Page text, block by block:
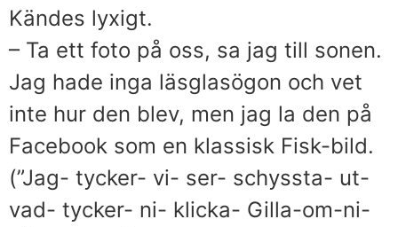
Kändes lyxigt.
– Ta ett foto på oss, sa jag till sonen.
Jag hade inga läsglasögon och vet
inte hur den blev, men jag la den på
Facebook som en klassisk Fisk-bild.
(”Jag- tycker- vi- ser- schyssta- ut-
vad- tycker- ni- klicka- Gilla-om-ni-